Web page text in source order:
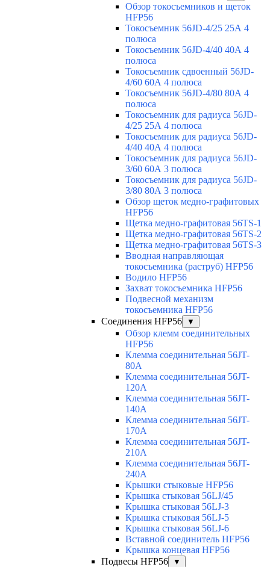
Обзор токосъемников и щеток
HFP56
Токосъемник 56JD-4/25 25А 4
полюса
Токосъемник 56JD-4/40 40А 4
полюса
Токосъемник сдвоенный 56JD-
4/60 60А 4 полюса
Токосъемник 56JD-4/80 80А 4
полюса
Токосъемник для радиуса 56JD-
4/25 25А 4 полюса
Токосъемник для радиуса 56JD-
4/40 40А 4 полюса
Токосъемник для радиуса 56JD-
3/60 60А 3 полюса
Токосъемник для радиуса 56JD-
3/80 80А 3 полюса
Обзор щеток медно-графитовых
HFP56
Щетка медно-графитовая 56TS-1
Щетка медно-графитовая 56TS-2
Щетка медно-графитовая 56TS-3
Вводная направляющая
токосъемника (раструб) HFP56
Водило HFP56
Захват токосъемника HFP56
Подвесной механизм
токосъемника HFP56
Соединения HFP56
▼
Обзор клемм соединительных
HFP56
Клемма соединительная 56JT-
80A
Клемма соединительная 56JT-
120A
Клемма соединительная 56JT-
140A
Клемма соединительная 56JT-
170A
Клемма соединительная 56JT-
210A
Клемма соединительная 56JT-
240A
Крышки стыковые HFP56
Крышка стыковая 56LJ/45
Крышка стыковая 56LJ-3
Крышка стыковая 56LJ-5
Крышка стыковая 56LJ-6
Вставной соединитель HFP56
Крышка концевая HFP56
Подвесы HFP56
▼